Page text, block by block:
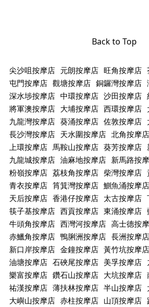
Back to Top
尖沙咀按摩店 元朗按摩店 旺角按摩店
屯門按摩店 觀塘按摩店 銅鑼灣按摩店
深水埗按摩店 中環按摩店 沙田按摩店
將軍澳按摩店 大埔按摩店 西環按摩店
九龍灣按摩店 葵涌按摩店 佐敦按摩店
長沙灣按摩店 天水圍按摩店 北角按摩店
上環按摩店 馬鞍山按摩店 葵芳按摩店
九龍城按摩店 油麻地按摩店 新馬路按
粉嶺按摩店 荔枝角按摩店 柴灣按摩店
青衣按摩店 筲箕灣按摩店 鰂魚涌按摩店
天后按摩店 香港仔按摩店 太古按摩店
筷子基按摩店 西貢按摩店 東涌按摩店
牛頭角按摩店 西灣河按摩店 高士德按
赤鱲角按摩店 鴨脷洲按摩店 長洲按摩店
新口岸按摩店 金鐘按摩店 黃竹坑按摩店
油塘按摩店 石硤尾按摩店 美孚按摩店
樂富按摩店 鑽石山按摩店 大坑按摩店
祐漢按摩店 薄扶林按摩店 半山按摩店
大嶼山按摩店 赤柱按摩店 山頂按摩店